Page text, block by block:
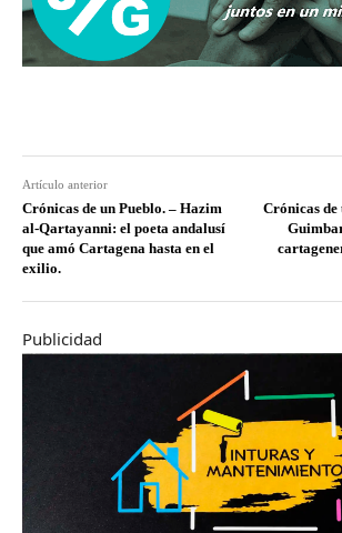
Artículo anterior
Crónicas de un Pueblo. – Hazim
al-Qartayanni: el poeta andalusí
que amó Cartagena hasta en el
exilio.
Crónicas de
Publicidad